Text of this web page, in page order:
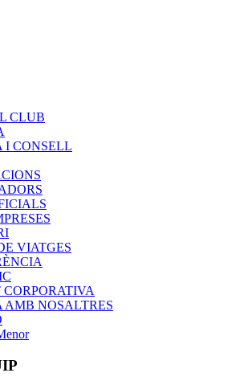
CLUB
I CONSELL
VIATGES
NOSALTRES